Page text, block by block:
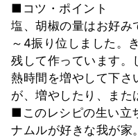
■コツ・ポイント
塩、胡椒の量はお好み
～4振り位しました。
残して作っています。
熱時間を増やして下さ
が、増やしたり、また
■このレシピの生い立
ナムルが好きな我が家